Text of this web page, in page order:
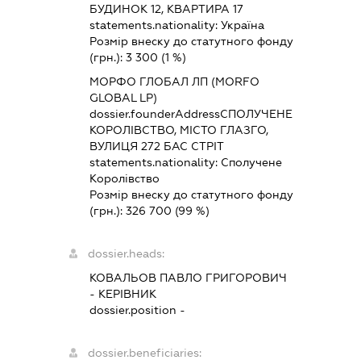
БУДИНОК 12, КВАРТИРА 17
statements.nationality: Україна
Розмір внеску до статутного фонду
(грн.): 3 300 (1 %)
МОРФО ГЛОБАЛ ЛП (MORFO
GLOBAL LP)
dossier.founderAddressСПОЛУЧЕНЕ
КОРОЛІВСТВО, МІСТО ГЛАЗГО,
ВУЛИЦЯ 272 БАС СТРІТ
statements.nationality: Сполучене
Королівство
Розмір внеску до статутного фонду
(грн.): 326 700 (99 %)
dossier.heads:
КОВАЛЬОВ ПАВЛО ГРИГОРОВИЧ
- КЕРІВНИК
dossier.position -
dossier.beneficiaries: